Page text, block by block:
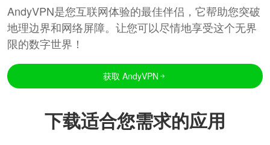
AndyVPN是您互联网体验的最佳伴侣，它帮助您突破
地理边界和网络屏障。让您可以尽情地享受这个无界
限的数字世界！
获取 AndyVPN
下载适合您需求的应用